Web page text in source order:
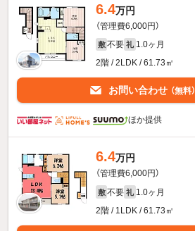
6.4万円
（管理費6,000円）
敷 不要 礼 1.0ヶ月
2階 / 2LDK / 61.73㎡
お問い合わせ （無料）
ほか提供
6.4万円
（管理費6,000円）
敷 不要 礼 1.0ヶ月
2階 / 1LDK / 61.73㎡